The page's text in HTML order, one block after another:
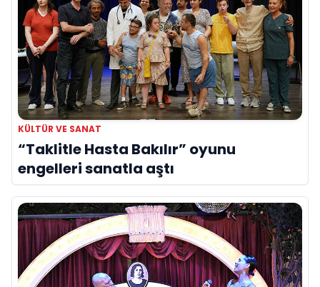
KÜLTÜR VE SANAT
“Taklitle Hasta Bakılır” oyunu
engelleri sanatla aştı